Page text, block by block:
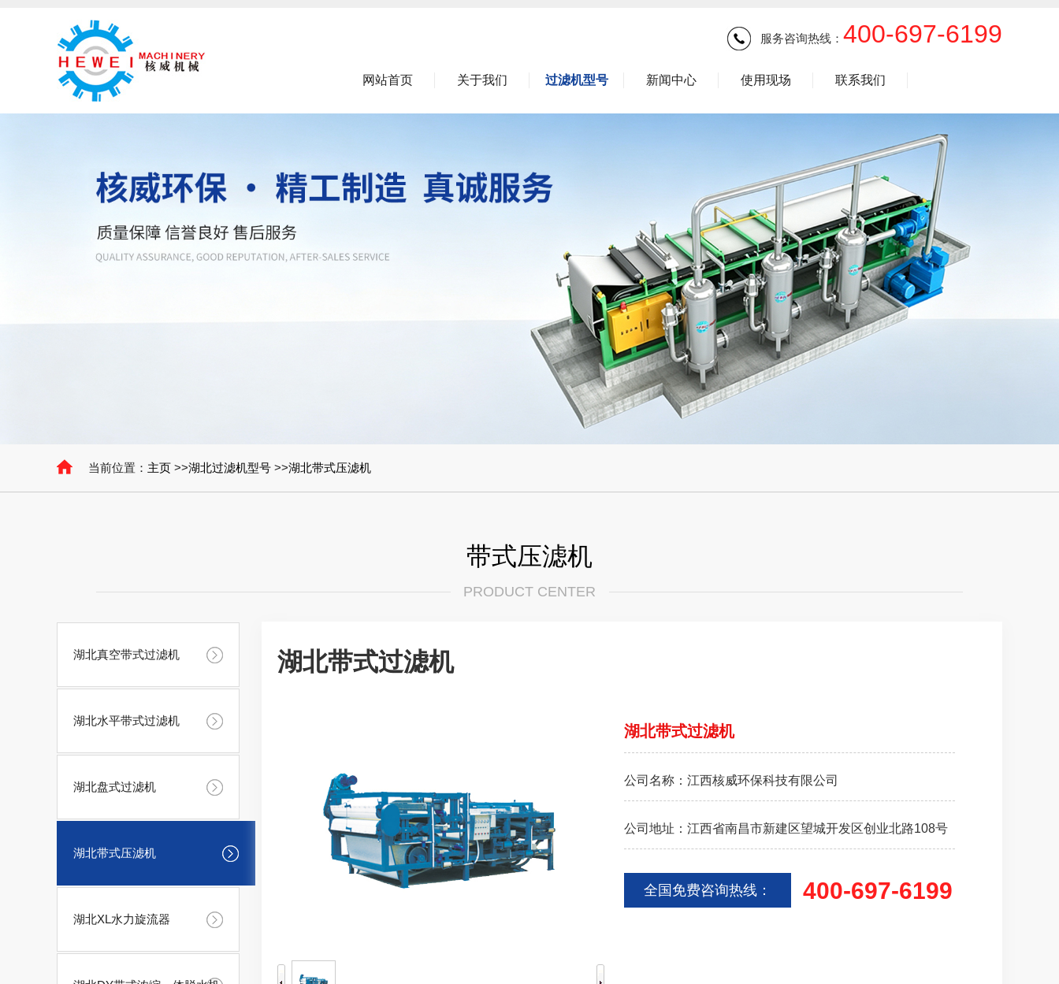
服务咨询热线： 400-697-6199
网站首页 关于我们 过滤机型号 新闻中心 使用现场 联系我们
当前位置： 主页 >>湖北过滤机型号 >>湖北带式压滤机
带式压滤机
PRODUCT CENTER
湖北真空带式过滤机
湖北水平带式过滤机
湖北盘式过滤机
湖北带式压滤机
湖北XL水力旋流器
湖北带式过滤机
湖北带式过滤机
公司名称： 江西核威环保科技有限公司
公司地址： 江西省南昌市新建区望城开发区创业北路108号
全国免费咨询热线： 400-697-6199